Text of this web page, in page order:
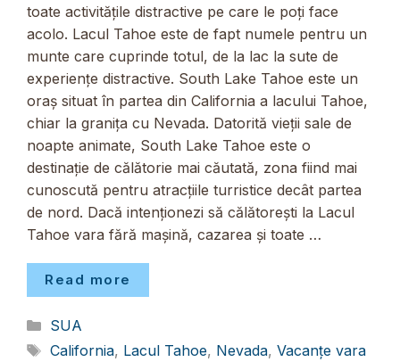
toate activitățile distractive pe care le poți face
acolo. Lacul Tahoe este de fapt numele pentru un
munte care cuprinde totul, de la lac la sute de
experiențe distractive. South Lake Tahoe este un
oraș situat în partea din California a lacului Tahoe,
chiar la granița cu Nevada. Datorită vieții sale de
noapte animate, South Lake Tahoe este o
destinație de călătorie mai căutată, zona fiind mai
cunoscută pentru atracțiile turristice decât partea
de nord. Dacă intenționezi să călătorești la Lacul
Tahoe vara fără mașină, cazarea și toate …
Read more
Categorii
SUA
Etichete
California, Lacul Tahoe, Nevada, Vacanțe vara